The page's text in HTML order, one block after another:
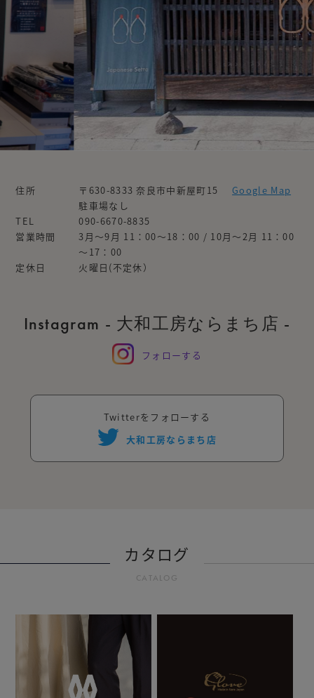
住所 〒630-8333 奈良市中新屋町15
Google Map
駐車場なし
TEL
090-6670-8835
営業時間
3月～9月 11：00～18：00 / 10月～2月 11：00
～17：00
定休日
火曜日(不定休）
Instagram - 大和工房ならまち店 -
フォローする
Twitterをフォローする
大和工房ならまち店
カタログ
CATALOG